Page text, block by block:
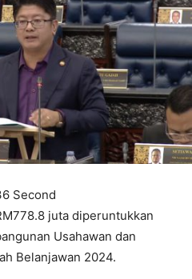
Second
juta diperuntukkan
Usahawan dan
Belanjawan 2024.